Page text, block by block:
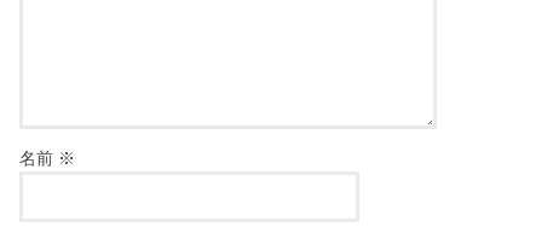
名前 ※